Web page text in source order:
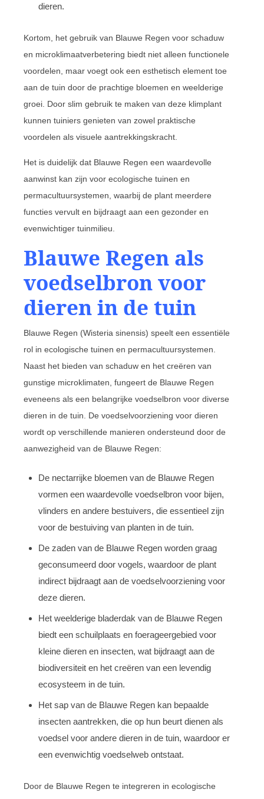
dieren.
Kortom, het gebruik van Blauwe Regen voor schaduw
en microklimaatverbetering biedt niet alleen functionele
voordelen, maar voegt ook een esthetisch element toe
aan de tuin door de prachtige bloemen en weelderige
groei. Door slim gebruik te maken van deze klimplant
kunnen tuiniers genieten van zowel praktische
voordelen als visuele aantrekkingskracht.
Het is duidelijk dat Blauwe Regen een waardevolle
aanwinst kan zijn voor ecologische tuinen en
permacultuursystemen, waarbij de plant meerdere
functies vervult en bijdraagt aan een gezonder en
evenwichtiger tuinmilieu.
Blauwe Regen als
voedselbron voor
dieren in de tuin
Blauwe Regen (Wisteria sinensis) speelt een essentiële
rol in ecologische tuinen en permacultuursystemen.
Naast het bieden van schaduw en het creëren van
gunstige microklimaten, fungeert de Blauwe Regen
eveneens als een belangrijke voedselbron voor diverse
dieren in de tuin. De voedselvoorziening voor dieren
wordt op verschillende manieren ondersteund door de
aanwezigheid van de Blauwe Regen:
De nectarrijke bloemen van de Blauwe Regen
vormen een waardevolle voedselbron voor bijen,
vlinders en andere bestuivers, die essentieel zijn
voor de bestuiving van planten in de tuin.
De zaden van de Blauwe Regen worden graag
geconsumeerd door vogels, waardoor de plant
indirect bijdraagt aan de voedselvoorziening voor
deze dieren.
Het weelderige bladerdak van de Blauwe Regen
biedt een schuilplaats en foerageergebied voor
kleine dieren en insecten, wat bijdraagt aan de
biodiversiteit en het creëren van een levendig
ecosysteem in de tuin.
Het sap van de Blauwe Regen kan bepaalde
insecten aantrekken, die op hun beurt dienen als
voedsel voor andere dieren in de tuin, waardoor er
een evenwichtig voedselweb ontstaat.
Door de Blauwe Regen te integreren in ecologische